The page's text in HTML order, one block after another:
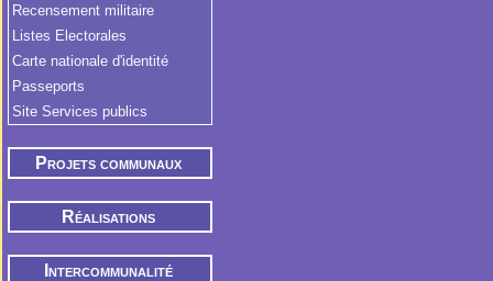
Administratives
Recensement militaire
Listes Electorales
Carte nationale d'identité
Passeports
Site Services publics
Projets communaux
Réalisations
Intercommunalité